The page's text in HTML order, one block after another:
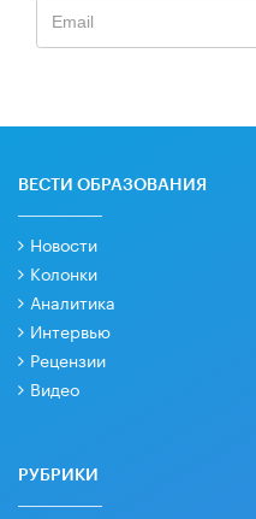
ВЕСТИ ОБРАЗОВАНИЯ
Новости
Колонки
Аналитика
Интервью
Рецензии
Видео
РУБРИКИ